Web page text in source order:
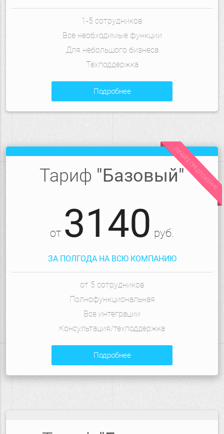
1-5 сотрудников
Все необходимые функции
Для небольшого бизнеса
Техподдержка
подробнее
Тариф "Базовый"
от 3140 руб.
ЗА ПОЛГОДА НА ВСЮ КОМПАНИЮ
от 5 сотрудников
Полнофункциональная
Все интеграции
Консультация/техподдержка
подробнее
ЛУЧШЕЕ ПРЕДЛОЖЕНИЕ